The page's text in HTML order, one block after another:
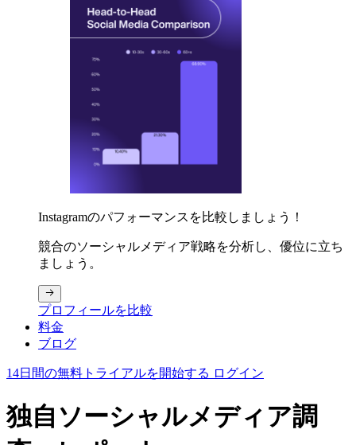
Instagramのパフォーマンスを比較しましょう！
競合のソーシャルメディア戦略を分析し、優位に立ち
ましょう。
プロフィールを比較
料金
ブログ
14日間の無料トライアルを開始する ログイン
独自ソーシャルメディア調